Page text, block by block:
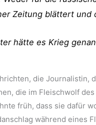
Zeitung blättert und
hätte es Krieg
die Journalistin,
die im Fleischwolf
früh, dass sie dafür
während eines